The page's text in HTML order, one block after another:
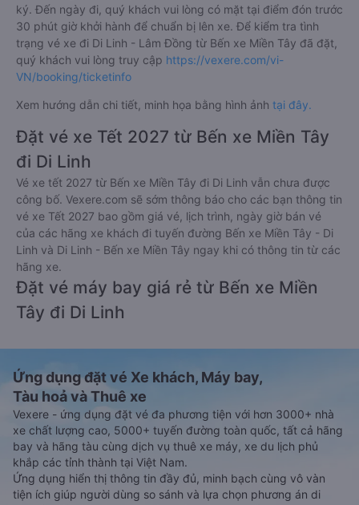
ký. Đến ngày đi, quý khách vui lòng có mặt tại điểm đón trước
30 phút giờ khởi hành để chuẩn bị lên xe. Để kiểm tra tình
trạng vé xe đi Di Linh - Lâm Đồng từ Bến xe Miền Tây đã đặt,
quý khách vui lòng truy cập https://vexere.com/vi-
VN/booking/ticketinfo
Xem hướng dẫn chi tiết, minh họa bằng hình ảnh tại đây.
Đặt vé xe Tết 2027 từ Bến xe Miền Tây
đi Di Linh
Vé xe tết 2027 từ Bến xe Miền Tây đi Di Linh vẫn chưa được
công bố. Vexere.com sẽ sớm thông báo cho các bạn thông tin
vé xe Tết 2027 bao gồm giá vé, lịch trình, ngày giờ bán vé
của các hãng xe khách đi tuyến đường Bến xe Miền Tây - Di
Linh và Di Linh - Bến xe Miền Tây ngay khi có thông tin từ các
hãng xe.
Đặt vé máy bay giá rẻ từ Bến xe Miền
Tây đi Di Linh
Ứng dụng đặt vé Xe khách, Máy bay,
Tàu hoả và Thuê xe
Vexere - ứng dụng đặt vé đa phương tiện với hơn 3000+ nhà
xe chất lượng cao, 5000+ tuyến đường toàn quốc, tất cả hãng
bay và hãng tàu cùng dịch vụ thuê xe máy, xe du lịch phủ
khắp các tỉnh thành tại Việt Nam.
Ứng dụng hiển thị thông tin đầy đủ, minh bạch cùng vô vàn
tiện ích giúp người dùng so sánh và lựa chọn phương án di